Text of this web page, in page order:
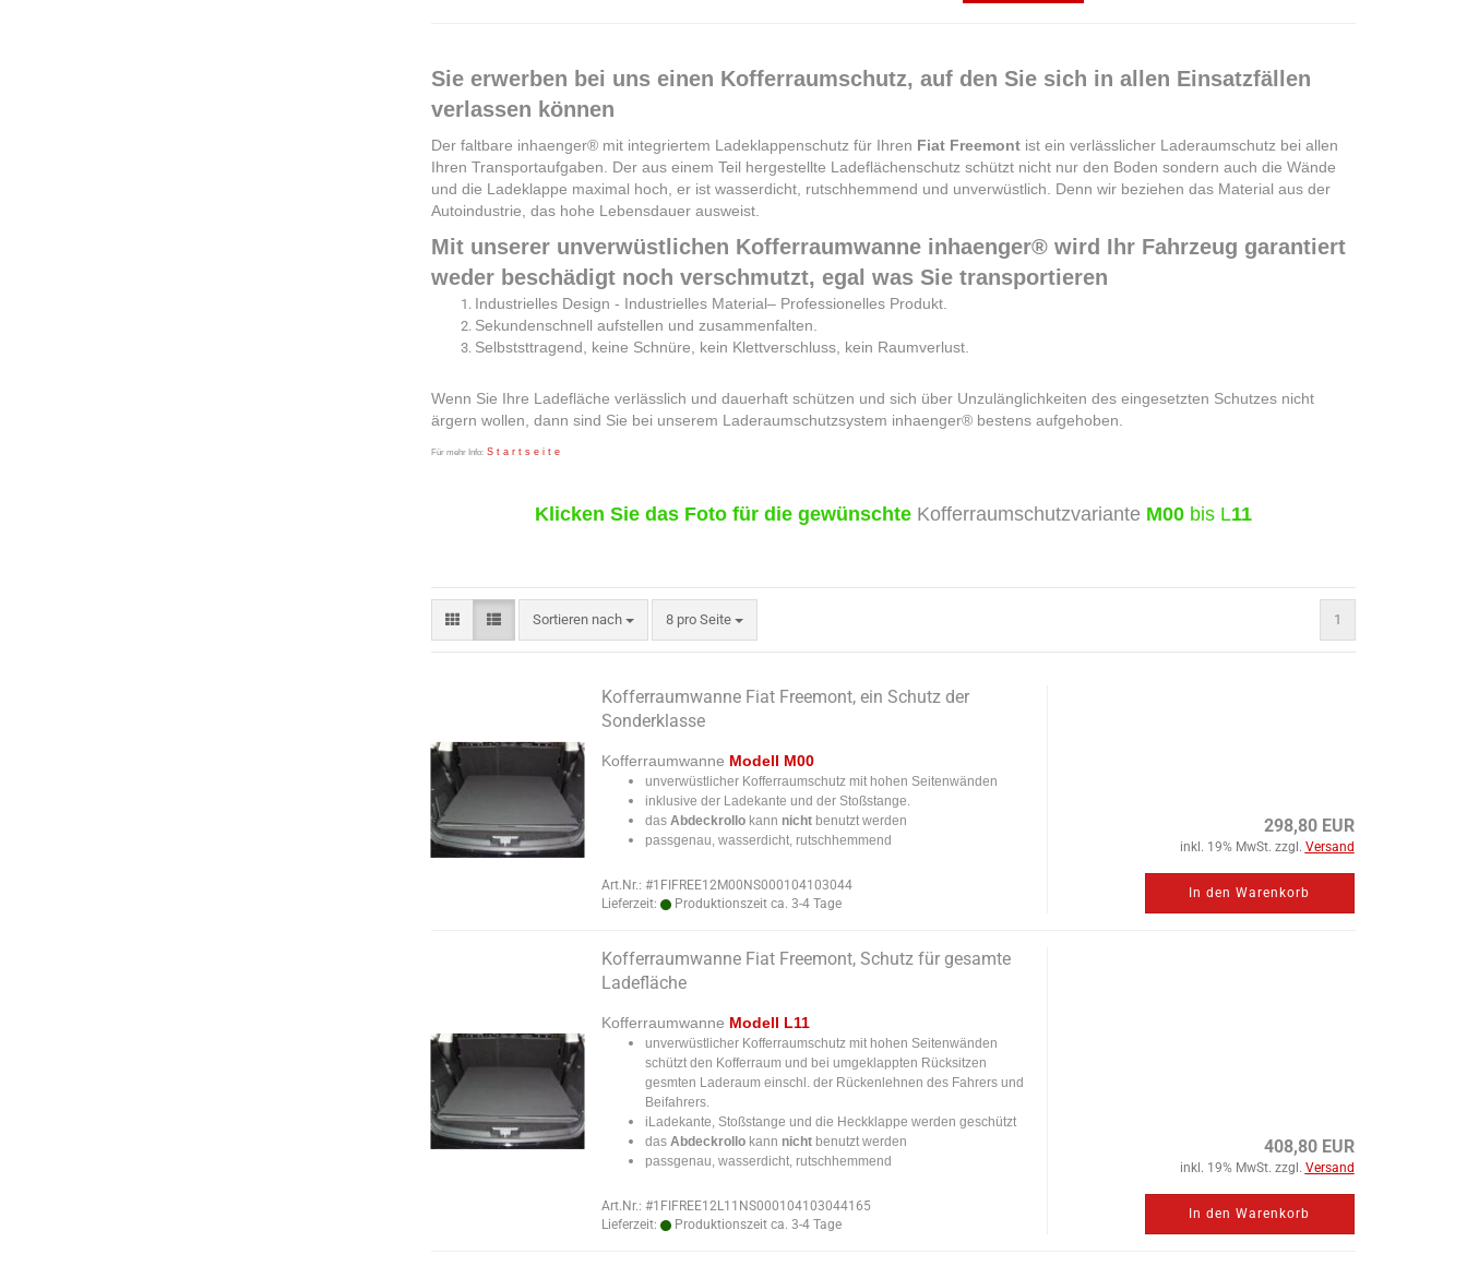
Sie erwerben bei uns einen Kofferraumschutz, auf den Sie sich in allen Einsatzfällen
verlassen können
Der faltbare inhaenger® mit integriertem Ladeklappenschutz für Ihren Fiat Freemont ist ein verlässlicher Laderaumschutz bei allen
Ihren Transportaufgaben. Der aus einem Teil hergestellte Ladeflächenschutz schützt nicht nur den Boden sondern auch die Wände
und die Ladeklappe maximal hoch, er ist wasserdicht, rutschhemmend und unverwüstlich. Denn wir beziehen das Material aus der
Autoindustrie, das hohe Lebensdauer ausweist.
Mit unserer unverwüstlichen Kofferraumwanne inhaenger® wird Ihr Fahrzeug garantiert
weder beschädigt noch verschmutzt, egal was Sie transportieren
Industrielles Design - Industrielles Material– Professionelles Produkt.
Sekundenschnell aufstellen und zusammenfalten.
Selbststtragend, keine Schnüre, kein Klettverschluss, kein Raumverlust.
Wenn Sie Ihre Ladefläche verlässlich und dauerhaft schützen und sich über Unzulänglichkeiten des eingesetzten Schutzes nicht
ärgern wollen, dann sind Sie bei unserem Laderaumschutzsystem inhaenger® bestens aufgehoben.
Für mehr Info: S t a r t s e i t e
Klicken Sie das Foto für die gewünschte Kofferraumschutzvariante M00 bis L11
Sortieren nach
Sortieren nach 8 pro Seite
pro Seite 1
Kofferraumwanne Fiat Freemont, ein Schutz der
Sonderklasse
Kofferraumwanne Modell M00
unverwüstlicher Kofferraumschutz mit hohen Seitenwänden
inklusive der Ladekante und der Stoßstange.
das Abdeckrollo kann nicht benutzt werden
passgenau, wasserdicht, rutschhemmend
Art.Nr.: #1FIFREE12M00NS000104103044
Lieferzeit:
Produktionszeit ca. 3-4 Tage
298,80 EUR
inkl. 19% MwSt. zzgl. Versand
In den Warenkorb
Kofferraumwanne Fiat Freemont, Schutz für gesamte
Ladefläche
Kofferraumwanne Modell L11
unverwüstlicher Kofferraumschutz mit hohen Seitenwänden
schützt den Kofferraum und bei umgeklappten Rücksitzen
gesmten Laderaum einschl. der Rückenlehnen des Fahrers und
Beifahrers.
iLadekante, Stoßstange und die Heckklappe werden geschützt
das Abdeckrollo kann nicht benutzt werden
passgenau, wasserdicht, rutschhemmend
Art.Nr.: #1FIFREE12L11NS000104103044165
Lieferzeit:
Produktionszeit ca. 3-4 Tage
408,80 EUR
inkl. 19% MwSt. zzgl. Versand
In den Warenkorb